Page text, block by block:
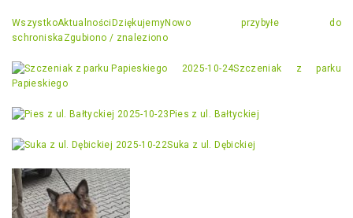
WszystkoAktualności DziękujemyNowo przybyłe do
schroniska Zgubiono / znaleziono
2025-10-24Szczeniak z parku
Papieskiego
2025-10-23 Pies z ul. Bałtyckiej
2025-10-22Suka z ul. Dębickiej